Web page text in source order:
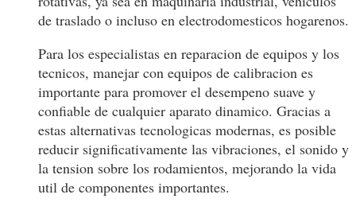
de traslado o incluso en electrodomesticos hogarenos.
Para los especialistas en reparacion de equipos y los
tecnicos, manejar con equipos de calibracion es
importante para promover el desempeno suave y
confiable de cualquier aparato dinamico. Gracias a
estas alternativas tecnologicas modernas, es posible
reducir significativamente las vibraciones, el sonido y
la tension sobre los rodamientos, mejorando la vida
util de componentes importantes.